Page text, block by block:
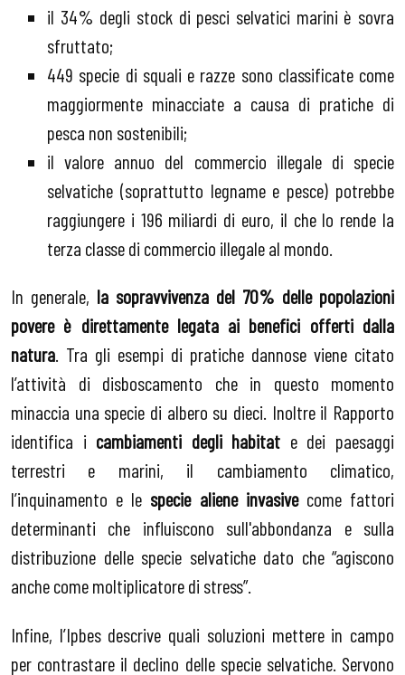
il 34% degli stock di pesci selvatici marini è sovra
sfruttato;
449 specie di squali e razze sono classificate come
maggiormente minacciate a causa di pratiche di
pesca non sostenibili;
il valore annuo del commercio illegale di specie
selvatiche (soprattutto legname e pesce) potrebbe
raggiungere i 196 miliardi di euro, il che lo rende la
terza classe di commercio illegale al mondo.
In generale, la sopravvivenza del 70% delle popolazioni
povere è direttamente legata ai benefici offerti dalla
natura . Tra gli esempi di pratiche dannose viene citato
l’attività di disboscamento che in questo momento
minaccia una specie di albero su dieci. Inoltre il Rapporto
identifica i cambiamenti degli habitat e dei paesaggi
terrestri e marini, il cambiamento climatico,
l’inquinamento e le specie aliene invasivecome fattori
determinanti che influiscono sull'abbondanza e sulla
distribuzione delle specie selvatiche dato che “agiscono
anche come moltiplicatore di stress”.
Infine, l’Ipbes descrive quali soluzioni mettere in campo
per contrastare il declino delle specie selvatiche. Servono